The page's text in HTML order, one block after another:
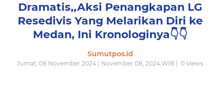
Dramatis,,Aksi Penangkapan LG
Resedivis Yang Melarikan Diri ke
Medan, Ini Kronologinya👇👇
Sumutpos.id
Jumat, 08 November 2024 | November 08, 2024 WIB | 0 Views